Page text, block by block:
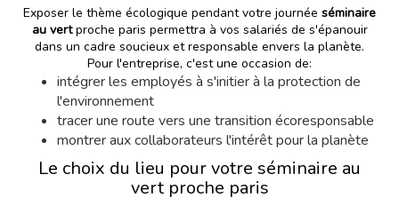
Exposer le thème écologique pendant votre journée séminaire
au vertproche paris permettra à vos salariés de s'épanouir
dans un cadre soucieux et responsable envers la planète.
Pour l'entreprise, c'est une occasion de:
intégrer les employés à s'initier à la protection de
l'environnement
tracer une route vers une transition écoresponsable
montrer aux collaborateurs l'intérêt pour la planète
Le choix du lieu pour votre séminaire au
vert proche paris